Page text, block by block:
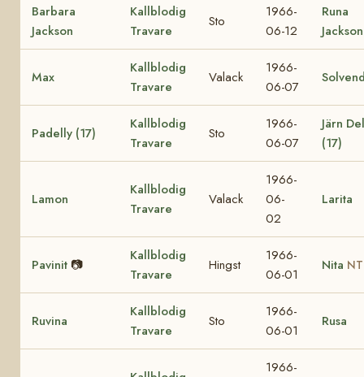
Barbara
Jackson
Kallblodig
Travare
Sto
1966-
06-12
Runa
Jackson
Max
Kallblodig
Travare
Valack
1966-
06-07
Padelly (17)
Kallblodig
Travare
Sto
1966-
06-07
Järn
(17)
Lamon
Kallblodig
Travare
Valack
1966-
06-
02
Larita
Pavinit 📷
Kallblodig
Travare
Hingst
1966-
06-01
Nita
Ruvina
Kallblodig
Travare
Sto
1966-
06-01
Rusa
1966-